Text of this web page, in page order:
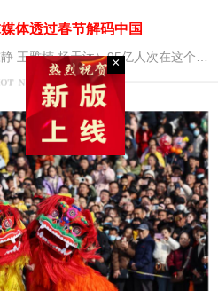
体透过春节解码中国
王雅楠 杨天沐）95亿人次在这个节
大展身手”，外国人扎堆来华体验中
国春节的火热图景生动地呈现在世
”下，春节不仅是辞旧迎新、团圆
国经济活力、创新能力与文化魅力
自信向未来”的中国。 带动经济的
窗外，整个国家正在流动。”这是
拉卡尔笔下的中国见闻。农历春节前
启“一趟12小时的春节之旅”。 高
起重机在地平线上随处可见……德拉
建设的脚步从未停歇。”令他感叹
餐、送餐到座，旅途中的一顿午餐
。 “2026年中国春节的一大亮